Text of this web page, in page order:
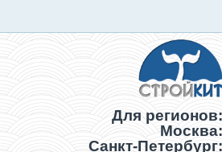
Для регионов:
Москва:
Санкт-Петербург: